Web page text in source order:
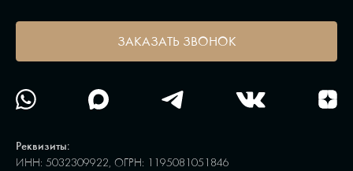
ЗАКАЗАТЬ ЗВОНОК
Реквизиты:
ИНН: 5032309922, ОГРН: 1195081051846